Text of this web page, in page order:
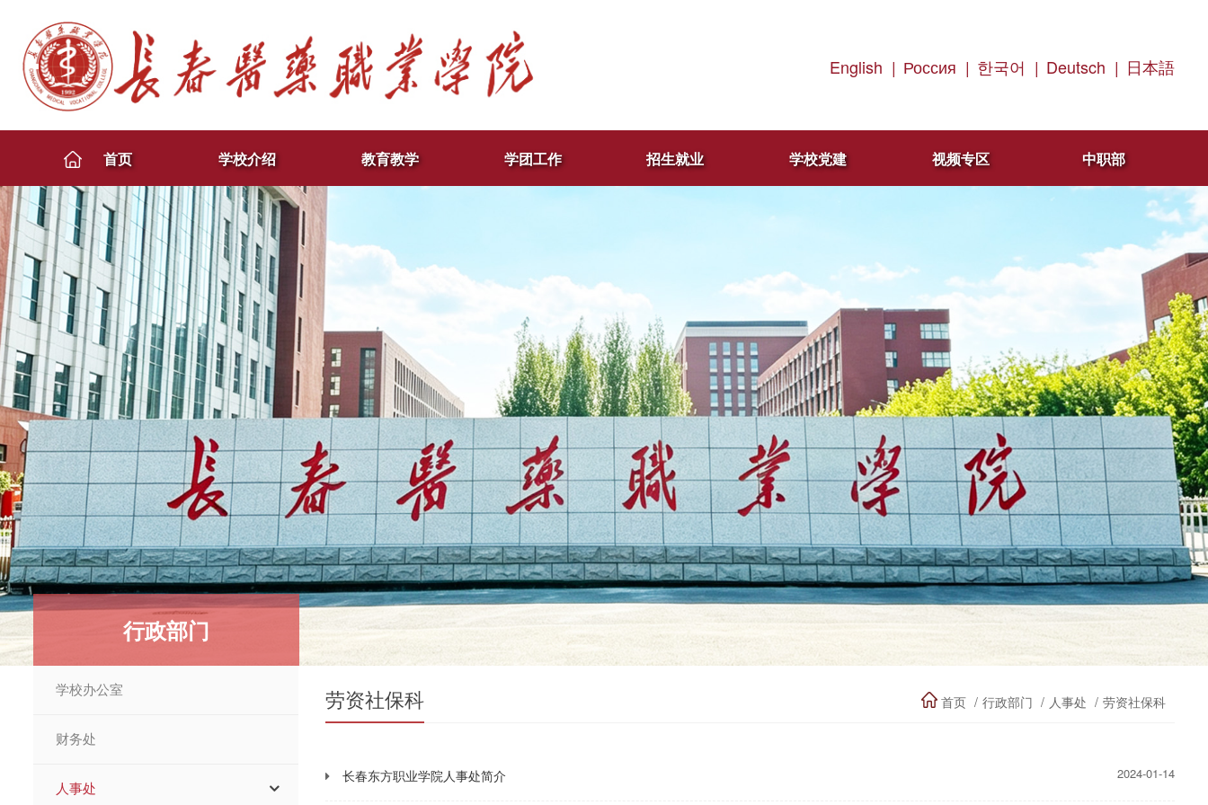
English | Россия | 한국어 | Deutsch | 日本語
首页 学校介绍 教育教学 学团工作 招生就业 学校党建 视频专区 中职部
行政部门
学校办公室
财务处
人事处
劳资社保科 首页 行政部门 人事处 劳资社保科
长春东方职业学院人事处简介 2024-01-14